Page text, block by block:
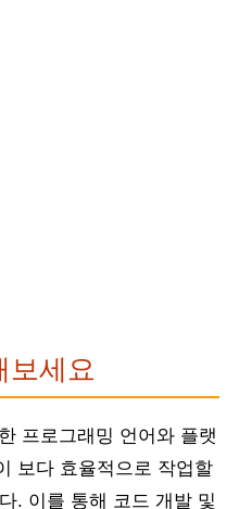
보세요
프로그래밍 언어와 플랫
보다 효율적으로 작업할
. 이를 통해 코드 개발 및